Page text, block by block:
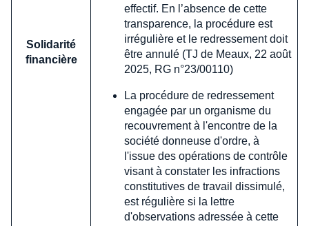
Solidarité
financière
effectif. En l’absence de cette
transparence, la procédure est
irrégulière et le redressement doit
être annulé (TJ de Meaux, 22 août
2025, RG n°23/00110)
La procédure de redressement
engagée par un organisme du
recouvrement à l'encontre de la
société donneuse d'ordre, à
l'issue des opérations de contrôle
visant à constater les infractions
constitutives de travail dissimulé,
est régulière si la lettre
d'observations adressée à cette